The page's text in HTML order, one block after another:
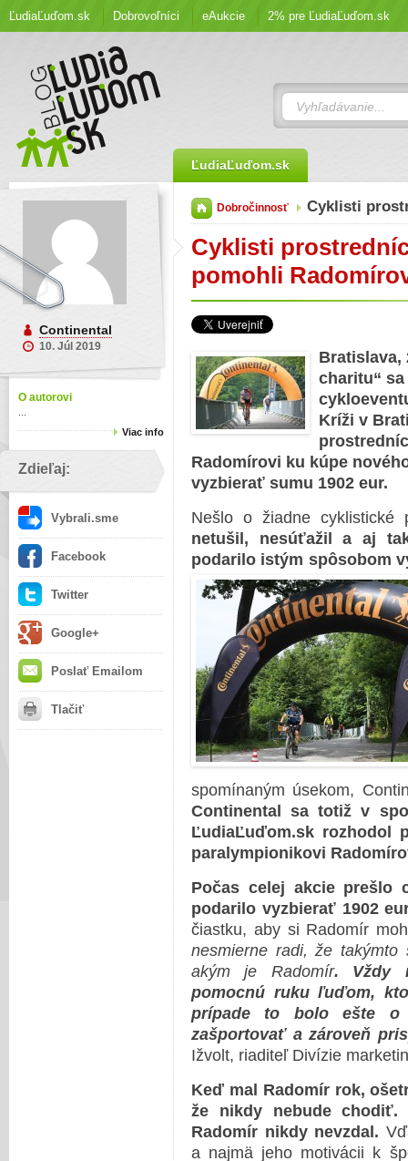
ĽudiaĽuďom.sk Dobrovoľníci eAukcie 2% pre ĽudiaĽuďom.sk
ĽudiaĽuďom.sk
Continental
10. Júl 2019
O autorovi
Viac info
Zdieľaj:
Vybrali.sme
Facebook
Twitter
Google+
Poslať Emailom
Tlačiť
Dobročinnosť Cyklisti
Cyklisti
pomohli
Bratislava,
charitu“
Kríži v
Radomírovi ku kúpe
vyzbierať sumu 1902 eur.
Nešlo o žiadne cyklistické
netušil, nesúťažil a aj
podarilo istým spôsobom
spomínaným úsekom,
Continental sa totiž v
ĽudiaĽuďom.sk rozhodol
paralympionikovi
Počas celej akcie prešlo
podarilo vyzbierať 1902
čiastku, aby si Radomír
nesmierne radi, že takýmto
akým je Radomír. Vždy
pomocnú ruku ľuďom,
prípade to bolo ešte
zašportovať a zároveň
Ižvolt, riaditeľ Divízie
Keď mal Radomír rok,
že nikdy nebude chodiť.
Radomír nikdy nevzdal.
a najmä jeho motivácii k